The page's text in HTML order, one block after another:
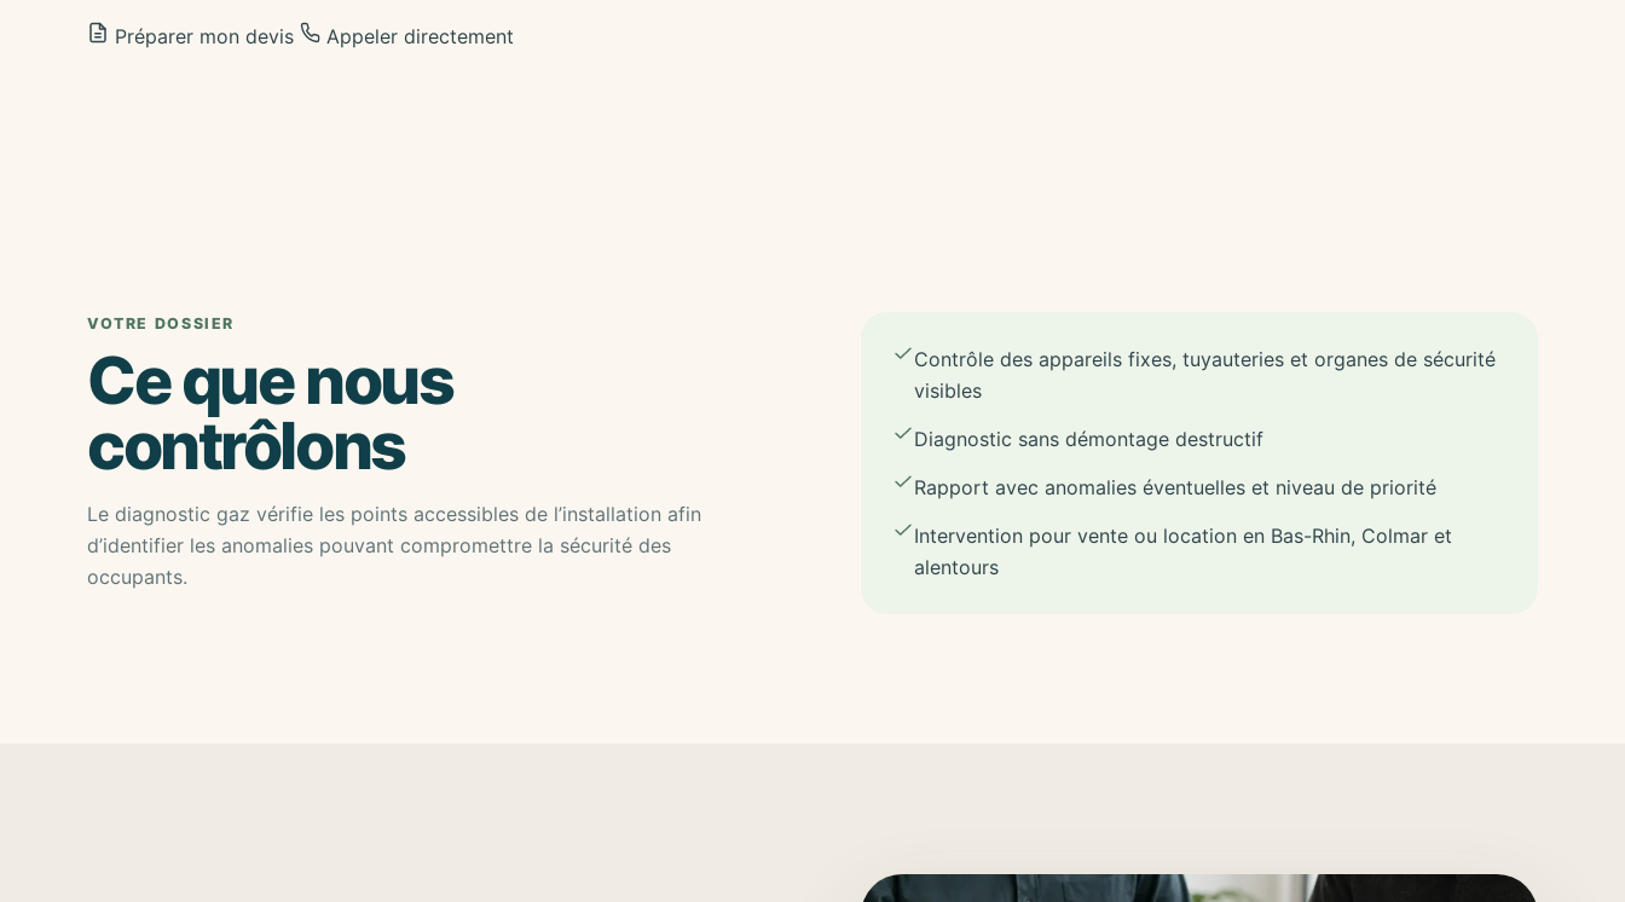
Préparer mon devis Appeler directement
VOTRE DOSSIER
Ce que nous
contrôlons
Le diagnostic gaz vérifie les points accessibles de l’installation afin
d’identifier les anomalies pouvant compromettre la sécurité des
occupants.
Contrôle des appareils fixes, tuyauteries et organes de sécurité
visibles
Diagnostic sans démontage destructif
Rapport avec anomalies éventuelles et niveau de priorité
Intervention pour vente ou location en Bas-Rhin, Colmar et
alentours